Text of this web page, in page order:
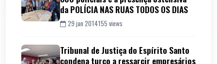
da POLÍCIA NAS RUAS TODOS OS DIAS
29 jan 2014155 views
Tribunal de Justiça do Espírito Santo
condena turco a ressarcir empresários